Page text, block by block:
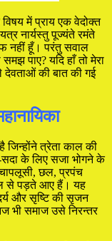
में प्राय एक वेदोक्त
नार्यस्तु पूज्यंते रमंते
नहीं हूँ। परंतु सवाल
पाए? यदि हाँ तो मेरा
की बात की गई
जिन्होंने त्रेता काल की
के लिए सजा भोगने के
चापलूसी, छल, प्रपंच
से पड़ते आए हैं। यह
और सृष्टि की सृजन
भी समाज उसे निरन्तर